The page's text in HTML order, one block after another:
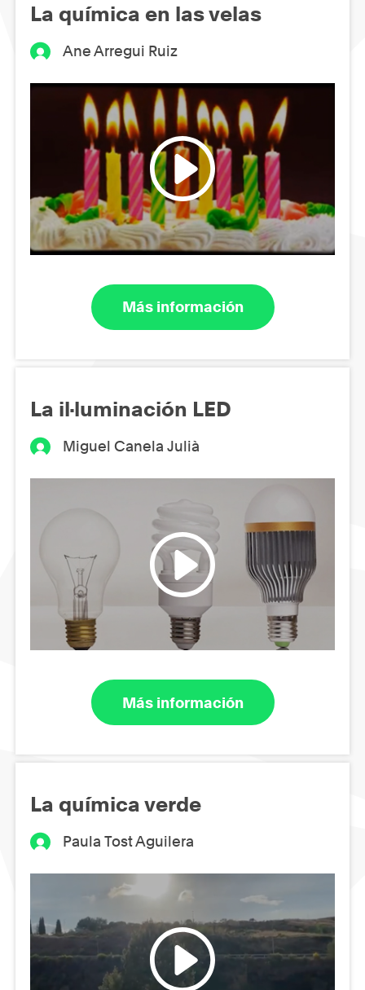
La química en las velas
Ane Arregui Ruiz
Más información
La il·luminación LED
Miguel Canela Julià
Más información
La química verde
Paula Tost Aguilera